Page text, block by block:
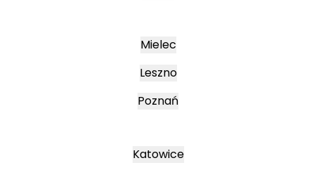
Mielec
Leszno
Poznań
Katowice